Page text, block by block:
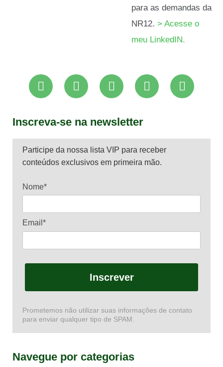
para as demandas da
NR12. > Acesse o
meu LinkedIN.
Inscreva-se na newsletter
Participe da nossa lista VIP para receber
conteúdos exclusivos em primeira mão.
Nome*
Email*
Inscrever
Prometemos não utilizar suas informações de contato
para enviar qualquer tipo de SPAM.
Navegue por categorias